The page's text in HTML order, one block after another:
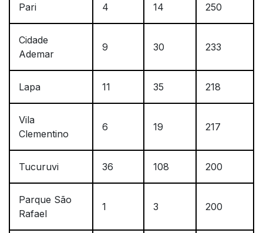
Pari 4 14 250
Cidade
Ademar
9 30 233
Lapa 11 35 218
Vila
Clementino
6 19 217
Tucuruvi 36 108 200
Parque São
Rafael
1 3 200